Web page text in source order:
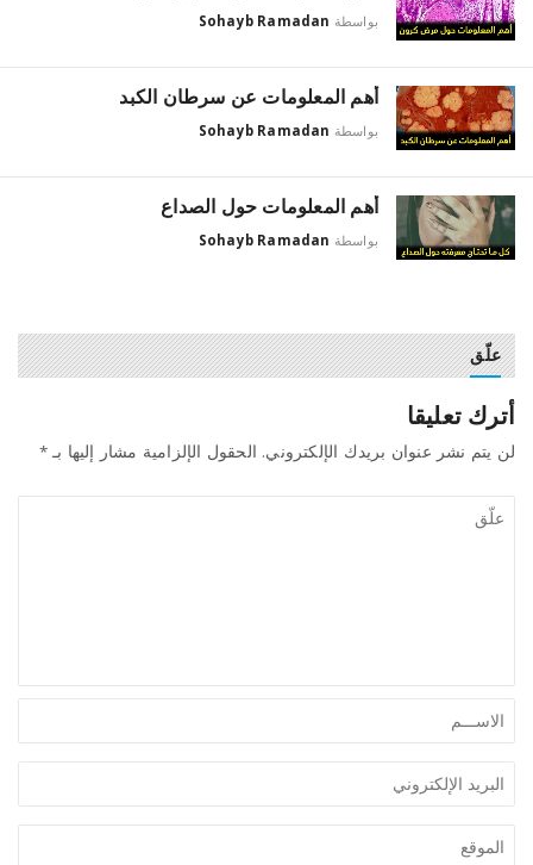
بواسطة Sohayb Ramadan
أهم المعلومات عن سرطان الكبد
بواسطة Sohayb Ramadan
أهم المعلومات حول الصداع
بواسطة Sohayb Ramadan
علّق
أترك تعليقا
لن يتم نشر عنوان بريدك الإلكتروني. الحقول الإلزامية مشار إليها بـ*